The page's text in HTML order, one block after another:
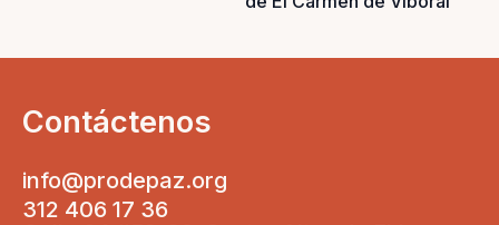
Contáctenos
info@prodepaz.org
312 406 17 36